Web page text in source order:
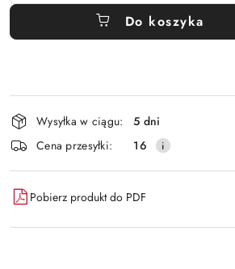
Do koszyka
Wyślij
Dostępność
i
dostawa
Wysyłka w ciągu:
5 dni
Cena przesyłki:
16
Pobierz produkt do PDF